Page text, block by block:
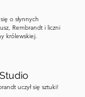
o którym
zauważysz,
o słynnych
Rembrandt i liczni
królewskiej.
uczył się sztuki!